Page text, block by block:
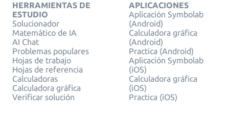
HERRAMIENTAS DE
ESTUDIO
Solucionador
Matemático de IA
AI Chat
Problemas populares
Hojas de trabajo
Hojas de referencia
Calculadoras
Calculadora gráfica
Verificar solución
APLICACIONES
Aplicación Symbolab
(Android)
Calculadora gráfica
(Android)
Practica (Android)
Aplicación Symbolab
(iOS)
Calculadora gráfica
(iOS)
Practica (iOS)